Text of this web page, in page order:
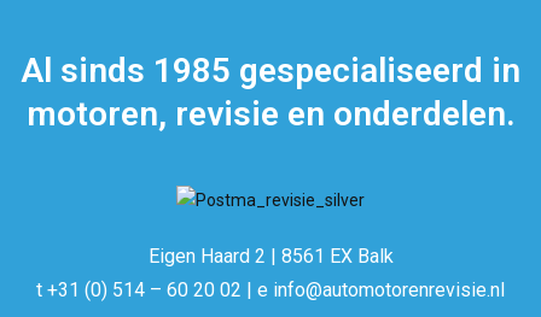
Al sinds 1985 gespecialiseerd in
motoren, revisie en onderdelen.
Eigen Haard 2 | 8561 EX Balk
t +31 (0) 514 – 60 20 02 | e info@automotorenrevisie.nl